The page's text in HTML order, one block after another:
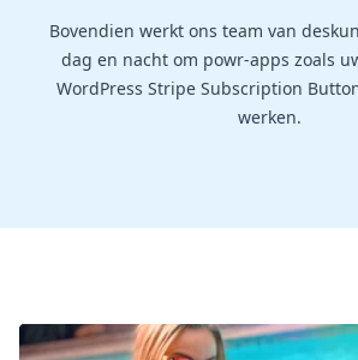
Bovendien werkt ons team van
dag en nacht om powr-apps zoals
WordPress Stripe Subscription
werken.